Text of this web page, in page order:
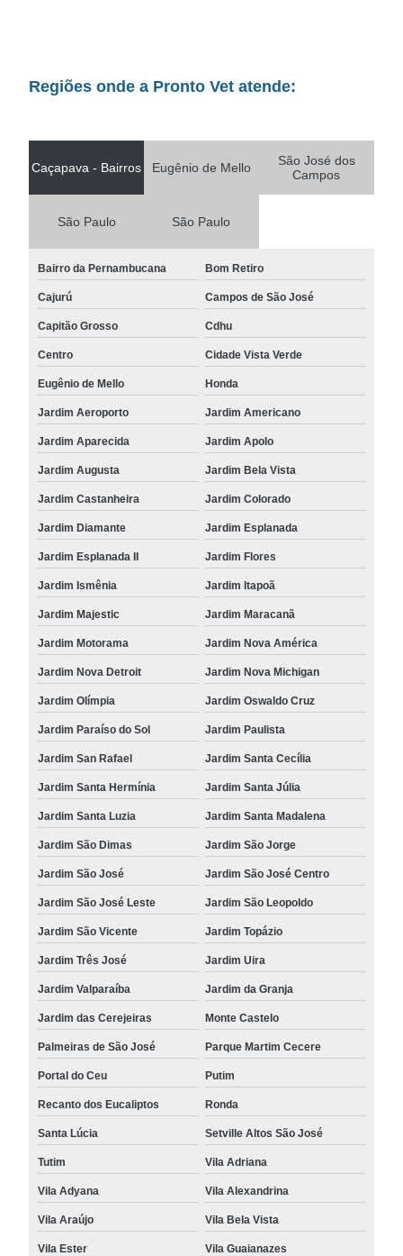
Regiões onde a Pronto Vet atende:
Caçapava - Bairros Eugênio de Mello
São José dos
Campos
São Paulo São Paulo
Bairro da Pernambucana Bom Retiro
Cajurú Campos de São José
Capitão Grosso Cdhu
Centro Cidade Vista Verde
Eugênio de Mello Honda
Jardim Aeroporto Jardim Americano
Jardim Aparecida Jardim Apolo
Jardim Augusta Jardim Bela Vista
Jardim Castanheira Jardim Colorado
Jardim Diamante Jardim Esplanada
Jardim Esplanada II Jardim Flores
Jardim Ismênia Jardim Itapoã
Jardim Majestic Jardim Maracanã
Jardim Motorama Jardim Nova América
Jardim Nova Detroit Jardim Nova Michigan
Jardim Olímpia Jardim Oswaldo Cruz
Jardim Paraíso do Sol Jardim Paulista
Jardim San Rafael Jardim Santa Cecília
Jardim Santa Hermínia Jardim Santa Júlia
Jardim Santa Luzia Jardim Santa Madalena
Jardim São Dimas Jardim São Jorge
Jardim São José Jardim São José Centro
Jardim São José Leste Jardim São Leopoldo
Jardim São Vicente Jardim Topázio
Jardim Três José Jardim Uira
Jardim Valparaíba Jardim da Granja
Jardim das Cerejeiras Monte Castelo
Palmeiras de São José Parque Martim Cecere
Portal do Ceu Putim
Recanto dos Eucaliptos Ronda
Santa Lúcia Setville Altos São José
Tutim Vila Adriana
Vila Adyana Vila Alexandrina
Vila Araújo Vila Bela Vista
Vila Ester Vila Guaianazes